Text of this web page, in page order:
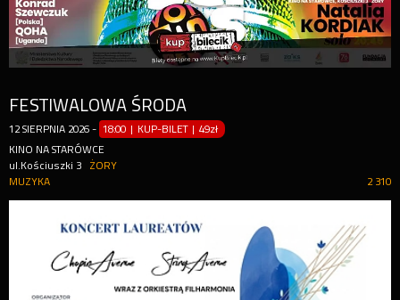
FESTIWALOWA ŚRODA
12 SIERPNIA 2026 - 18:00 | KUP-BILET |49zł
KINO NA STARÓWCE
ul.Kościuszki 3
ŻORY
2 310
MUZYKA